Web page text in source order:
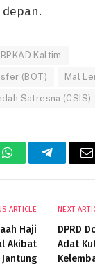
depan.
BPKAD Kaltim
(BOT) Mal
Satresna (CSIS)
WhatsAppTelegram
ARTICLE
Haji
Akibat
NEXT
DPRD
Adat